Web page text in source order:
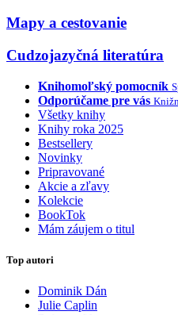
Mapy a cestovanie
Cudzojazyčná literatúra
Knihomoľský pomocník
Odporúčame pre vás
Všetky knihy
Knihy roka 2025
Bestsellery
Novinky
Pripravované
Akcie a zľavy
Kolekcie
BookTok
Mám záujem o titul
Top autori
Dominik Dán
Julie Caplin